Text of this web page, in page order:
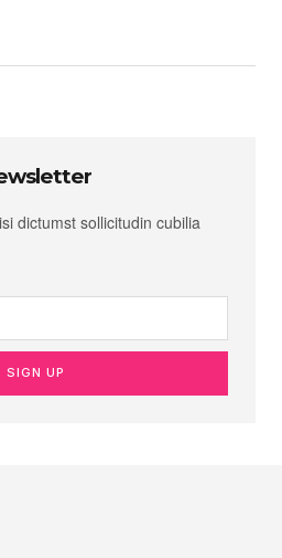
dictumst sollicitudin cubilia
SIGN UP